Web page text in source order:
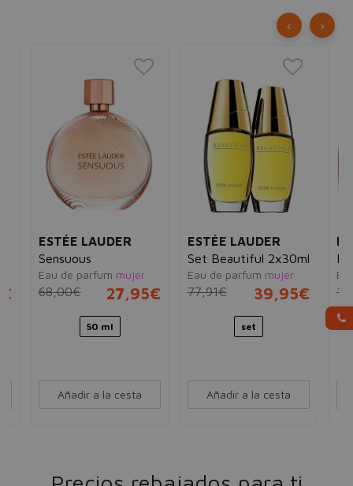
ESTÉE LAUDER
Sensuous
Eau de parfum mujer
68,00€ 27,95€
50 ml
Añadir a la cesta
ESTÉE LAUDER
Set Beautiful 2x30ml
Eau de parfum mujer
77,91€ 39,95€
set
Añadir a la cesta
‹ ›